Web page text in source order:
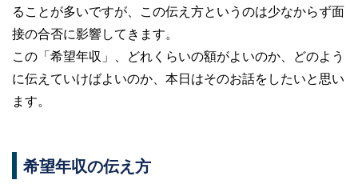
ることが多いですが、この伝え方というのは少なからず面
接の合否に影響してきます。
この「希望年収」、どれくらいの額がよいのか、どのよう
に伝えていけばよいのか、本日はそのお話をしたいと思い
ます。
希望年収の伝え方